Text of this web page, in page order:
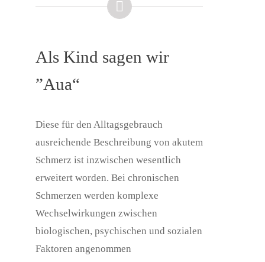
Als Kind sagen wir
”Aua“
Diese für den Alltagsgebrauch
ausreichende Beschreibung von akutem
Schmerz ist inzwischen wesentlich
erweitert worden. Bei chronischen
Schmerzen werden komplexe
Wechselwirkungen zwischen
biologischen, psychischen und sozialen
Faktoren angenommen